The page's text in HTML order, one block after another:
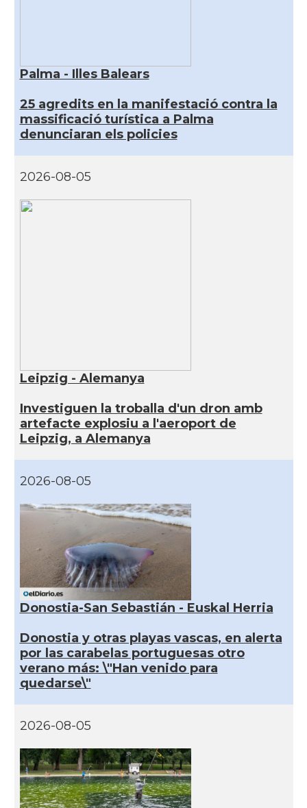
Palma - Illes Balears
25 agredits en la manifestació contra la
massificació turística a Palma
denunciaran els policies
2026-08-05
Leipzig - Alemanya
Investiguen la troballa d'un dron amb
artefacte explosiu a l'aeroport de
Leipzig, a Alemanya
2026-08-05
Donostia-San Sebastián - Euskal Herria
Donostia y otras playas vascas, en alerta
por las carabelas portuguesas otro
verano más: \"Han venido para
quedarse\"
2026-08-05